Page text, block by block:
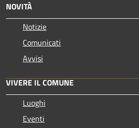
NOVITÀ
Notizie
Comunicati
Avvisi
VIVERE IL COMUNE
Luoghi
Eventi